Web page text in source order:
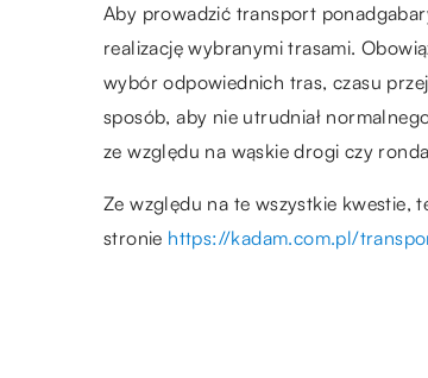
Aby prowadzić transport
realizację wybranymi trasami.
wybór odpowiednich tras, czasu
sposób, aby nie utrudniał
ze względu na wąskie drogi czy
Ze względu na te wszystkie kwestie,
stronie https://kadam.com.pl/